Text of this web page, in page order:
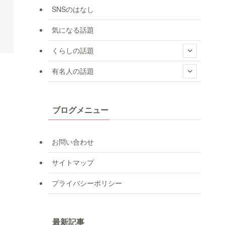
SNSのはなし
気になる話題
くらしの話題
有名人の話題
ブログメニュー
お問い合わせ
サイトマップ
プライバシーポリシー
最新記事